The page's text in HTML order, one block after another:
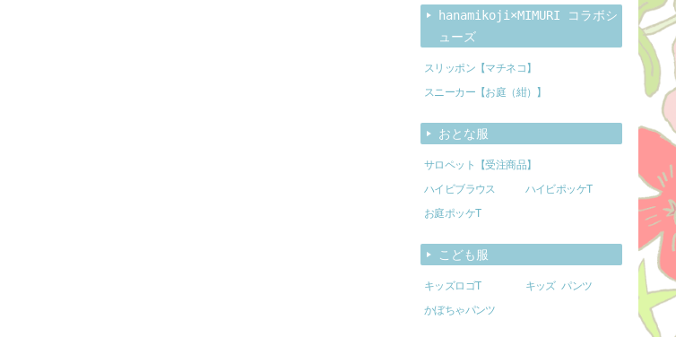
hanamikoji×MIMURI コラボシ
ューズ
スリッポン【マチネコ】
スニーカー【お庭（紺）】
おとな服
サロペット【受注商品】
ハイビブラウス
ハイビポッケT
お庭ポッケT
こども服
キッズロゴT
キッズ パンツ
かぼちゃパンツ